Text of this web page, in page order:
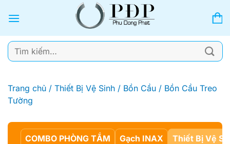
qua
dung
Tìm
kiếm:
Trang chủ / Thiết Bị Vệ Sinh / Bồn Cầu / Bồn Cầu Treo
Tường
COMBO PHÒNG TẮM Gạch INAX Thiết Bị Vệ